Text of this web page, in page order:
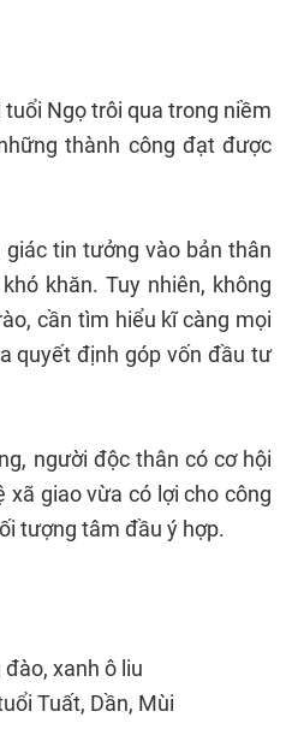
Ngọ trôi qua trong niềm
thành công đạt được
tin tưởng vào bản thân
khăn. Tuy nhiên, không
cần tìm hiểu kĩ càng mọi
quyết định góp vốn đầu tư
người độc thân có cơ hội
xã giao vừa có lợi cho công
tượng tâm đầu ý hợp.
xanh ô liu
Tuất, Dần, Mùi